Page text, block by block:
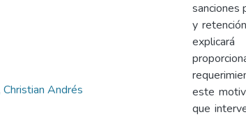
Christian Andrés
sanciones
y
este
que